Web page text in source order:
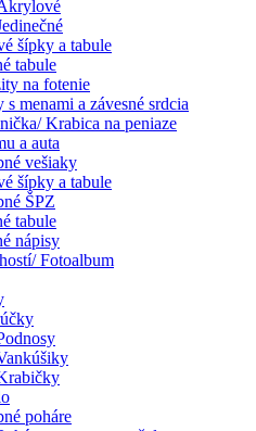
šípky a tabule
tabule
na fotenie
s menami a závesné srdcia
Krabica na peniaze
a auta
vešiaky
šípky a tabule
ŠPZ
tabule
nápisy
Fotoalbum
poháre